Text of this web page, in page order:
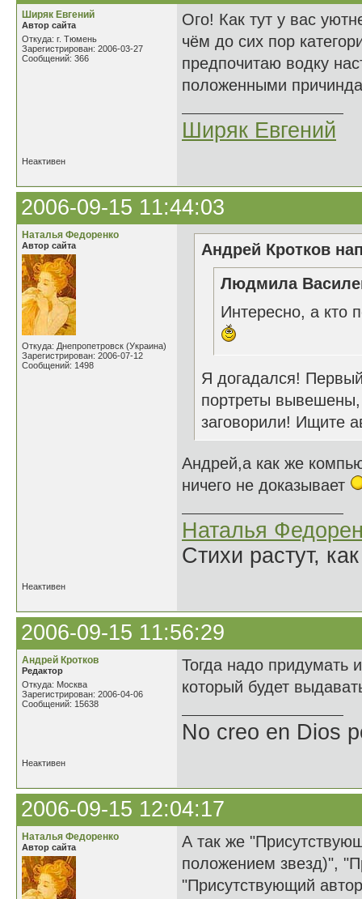
Ширяк Евгений
Автор сайта
Откуда: г. Тюмень
Зарегистрирован: 2006-03-27
Сообщений: 366
Ого! Как тут у вас
чём до сих пор
предпочитаю водку
положенными
Ширяк Евгений
Неактивен
2006-09-15 11:44:03
Наталья Федоренко
Автор сайта
Откуда: Днепропетровск (Украина)
Зарегистрирован: 2006-07-12
Сообщений: 1498
Андрей Кротков
Людмила
Интересно, а кто
Я догадался!
портреты
заговорили! Ищите
Андрей,а как же
ничего не доказывает
Наталья
Стихи растут,
Неактивен
2006-09-15 11:56:29
Андрей Кротков
Редактор
Откуда: Москва
Зарегистрирован: 2006-04-06
Сообщений: 15638
Тогда надо придумать
который будет
No creo en Dios
Неактивен
2006-09-15 12:04:17
Наталья Федоренко
Автор сайта
А так же
положением звезд)",
"Присутствующий